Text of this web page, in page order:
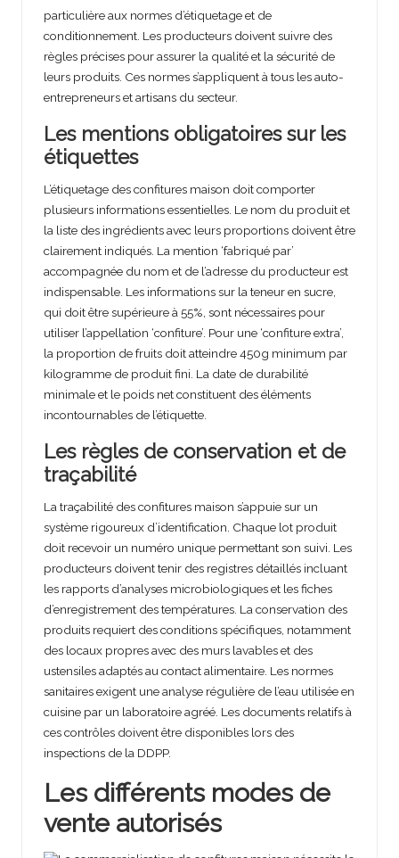
particulière aux normes d’étiquetage et de
conditionnement. Les producteurs doivent suivre des
règles précises pour assurer la qualité et la sécurité de
leurs produits. Ces normes s’appliquent à tous les auto-
entrepreneurs et artisans du secteur.
Les mentions obligatoires sur les
étiquettes
L’étiquetage des confitures maison doit comporter
plusieurs informations essentielles. Le nom du produit et
la liste des ingrédients avec leurs proportions doivent être
clairement indiqués. La mention ‘fabriqué par’
accompagnée du nom et de l’adresse du producteur est
indispensable. Les informations sur la teneur en sucre,
qui doit être supérieure à 55%, sont nécessaires pour
utiliser l’appellation ‘confiture’. Pour une ‘confiture extra’,
la proportion de fruits doit atteindre 450g minimum par
kilogramme de produit fini. La date de durabilité
minimale et le poids net constituent des éléments
incontournables de l’étiquette.
Les règles de conservation et de
traçabilité
La traçabilité des confitures maison s’appuie sur un
système rigoureux d’identification. Chaque lot produit
doit recevoir un numéro unique permettant son suivi. Les
producteurs doivent tenir des registres détaillés incluant
les rapports d’analyses microbiologiques et les fiches
d’enregistrement des températures. La conservation des
produits requiert des conditions spécifiques, notamment
des locaux propres avec des murs lavables et des
ustensiles adaptés au contact alimentaire. Les normes
sanitaires exigent une analyse régulière de l’eau utilisée en
cuisine par un laboratoire agréé. Les documents relatifs à
ces contrôles doivent être disponibles lors des
inspections de la DDPP.
Les différents modes de
vente autorisés